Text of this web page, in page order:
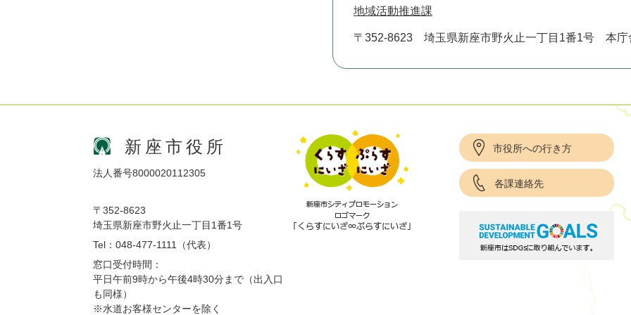
地域活動推進課
〒352-8623 埼玉県新座市野火止一丁目1番1号 本庁
新座市役所
法人番号8000020112305
〒352-8623
埼玉県新座市野火止一丁目1番1号
Tel：048-477-1111（代表）
窓口受付時間：
平日午前9時から午後4時30分まで（出入口
も同様）
※水道お客様センターを除く
市役所への行き方
各課連絡先